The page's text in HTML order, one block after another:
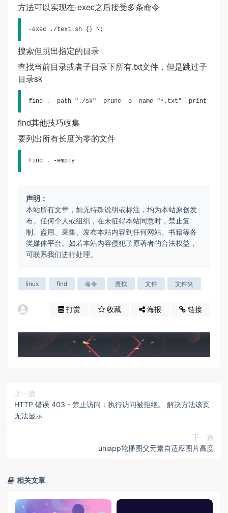
方法可以实现在-exec之后接受多条命令
-exec ./text.sh {} \;
搜索但跳出指定的目录
查找当前目录或者子目录下所有.txt文件，但是跳过子
目录sk
find . -path "./sk" -prune -o -name "*.txt" -print
find其他技巧收集
要列出所有长度为零的文件
find . -empty
声明：
本站所有文章，如无特殊说明或标注，均为本站原创发
布。任何个人或组织，在未征得本站同意时，禁止复
制、盗用、采集、发布本站内容到任何网站、书籍等各
类媒体平台。如若本站内容侵犯了原著者的合法权益，
可联系我们进行处理。
linux find 命令 查找 文件 文件夹
打赏 收藏 海报 链接
上一篇
HTTP 错误 403 - 禁止访问：执行访问被拒绝。 解决方法该页
无法显示
下一篇
uniapp轮播图父元素自适应图片高度
相关文章